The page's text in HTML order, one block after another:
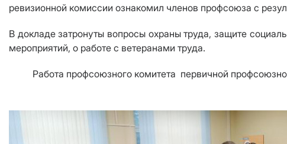
ревизионной комиссии ознакомил членов профсоюза с
В докладе затронуты вопросы охраны труда, защите
мероприятий, о работе с ветеранами труда.
Работа профсоюзного комитета первичной